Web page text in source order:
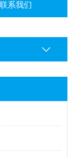
联系我们